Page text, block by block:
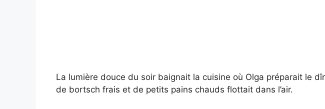
La lumière douce du soir baignait la cuisine où Olga préparait le
de bortsch frais et de petits pains chauds flottait dans l’air.